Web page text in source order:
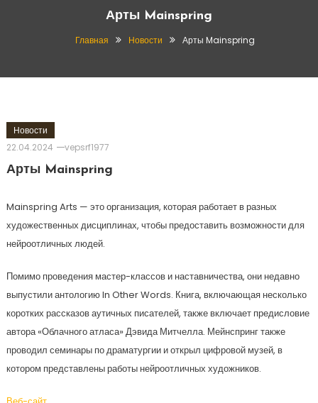
Арты Mainspring
Главная Новости Арты Mainspring
Новости
22.04.2024
vepsrf1977
Арты Mainspring
Mainspring Arts — это организация, которая работает в разных
художественных дисциплинах, чтобы предоставить возможности для
нейроотличных людей.
Помимо проведения мастер-классов и наставничества, они недавно
выпустили антологию In Other Words. Книга, включающая несколько
коротких рассказов аутичных писателей, также включает предисловие
автора «Облачного атласа» Дэвида Митчелла. Мейнспринг также
проводил семинары по драматургии и открыл цифровой музей, в
котором представлены работы нейроотличных художников.